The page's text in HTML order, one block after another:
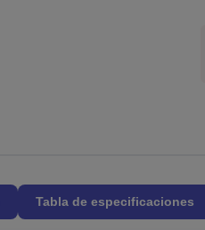
Tabla de especificaciones